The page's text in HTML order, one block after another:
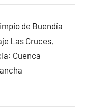
de Buendía
Las Cruces,
Cuenca